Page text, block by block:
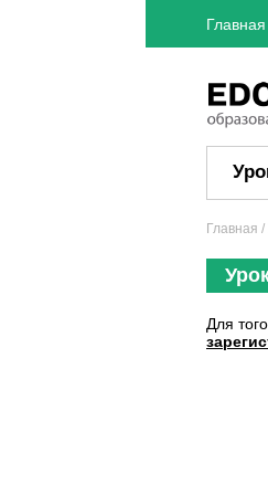
Главная
Главная /
Для